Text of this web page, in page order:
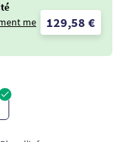
me
129,58 €